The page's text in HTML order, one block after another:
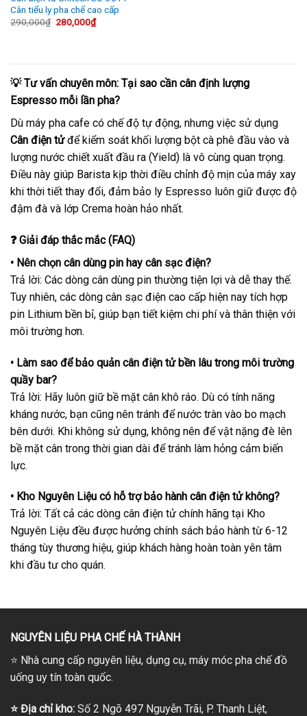
Cân tiểu ly pha chế cao cấp
290,000₫ Giá
280,000₫Giá
hiện
💡 Tư vấn chuyên môn: Tại sao cần cân định lượng
Espresso mỗi lần pha?
Dù máy pha cafe có chế độ tự động, nhưng việc sử dụng
Cân điện tửđể kiểm soát khối lượng bột cà phê đầu vào và
lượng nước chiết xuất đầu ra (Yield) là vô cùng quan trọng.
Điều này giúp Barista kịp thời điều chỉnh độ mịn của máy xay
khi thời tiết thay đổi, đảm bảo ly Espresso luôn giữ được độ
đậm đà và lớp Crema hoàn hảo nhất.
❓ Giải đáp thắc mắc (FAQ)
• Nên chọn cân dùng pin hay cân sạc điện?
Trả lời: Các dòng cân dùng pin thường tiện lợi và dễ thay thế.
Tuy nhiên, các dòng cân sạc điện cao cấp hiện nay tích hợp
pin Lithium bền bỉ, giúp bạn tiết kiệm chi phí và thân thiện với
môi trường hơn.
• Làm sao để bảo quản cân điện tử bền lâu trong môi trường
quầy bar?
Trả lời: Hãy luôn giữ bề mặt cân khô ráo. Dù có tính năng
kháng nước, bạn cũng nên tránh để nước tràn vào bo mạch
bên dưới. Khi không sử dụng, không nên để vật nặng đè lên
bề mặt cân trong thời gian dài để tránh làm hỏng cảm biến
lực.
• Kho Nguyên Liệu có hỗ trợ bảo hành cân điện tử không?
Trả lời: Tất cả các dòng cân điện tử chính hãng tại Kho
Nguyên Liệu đều được hưởng chính sách bảo hành từ 6-12
tháng tùy thương hiệu, giúp khách hàng hoàn toàn yên tâm
khi đầu tư cho quán.
NGUYÊN LIỆU PHA CHẾ HÀ THÀNH
⭐ Nhà cung cấp nguyên liệu, dụng cụ, máy móc pha chế đồ
uống uy tín toàn quốc.
⭐Địa chỉ kho: Số 2 Ngõ 497 Nguyễn Trãi, P. Thanh Liệt,